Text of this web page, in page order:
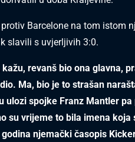
Barcelone na tom istom
slavili s uvjerljivih 3:0.
revanš bio ona glavna,
Ma, bio je to strašan
ulozi spojke Franz Mantler pa
su vrijeme to bila imena
njemački časopis